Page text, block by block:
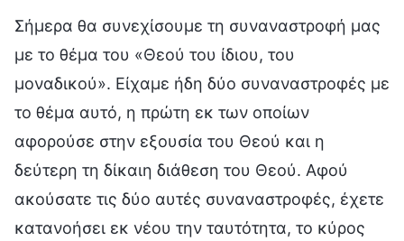
Σήμερα θα συνεχίσουμε τη συναναστροφή μας
με το θέμα του «Θεού του ίδιου, του
μοναδικού». Είχαμε ήδη δύο συναναστροφές με
το θέμα αυτό, η πρώτη εκ των οποίων
αφορούσε στην εξουσία του Θεού και η
δεύτερη τη δίκαιη διάθεση του Θεού. Αφού
ακούσατε τις δύο αυτές συναναστροφές, έχετε
κατανοήσει εκ νέου την ταυτότητα, το κύρος